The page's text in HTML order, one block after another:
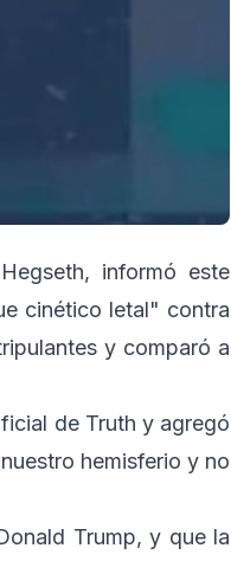
informó este
cinético letal" contra
y comparó a
de Truth y agregó
hemisferio y no
Trump, y que la